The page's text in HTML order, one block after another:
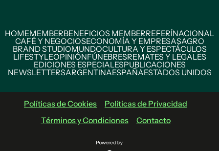
HOMEMEMBERBENEFICIOS MEMBERREFERÍNACIONAL
CAFÉ Y NEGOCIOSECONOMÍA Y EMPRESASAGRO
BRAND STUDIOMUNDOCULTURA Y ESPECTÁCULOS
LIFESTYLEOPINIÓNFÚNEBRESREMATES Y LEGALES
EDICIONES ESPECIALESPUBLICACIONES
NEWSLETTERSARGENTINAESPAÑAESTADOS UNIDOS
Políticas de Cookies
Políticas de Privacidad
Términos y Condiciones
Contacto